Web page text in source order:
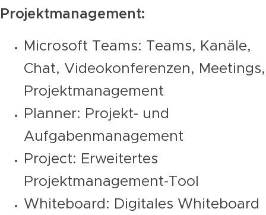
Projektmanagement:
Microsoft Teams: Teams, Kanäle,
Chat, Videokonferenzen, Meetings,
Projektmanagement
Planner: Projekt- und
Aufgabenmanagement
Project: Erweitertes
Projektmanagement-Tool
Whiteboard: Digitales Whiteboard